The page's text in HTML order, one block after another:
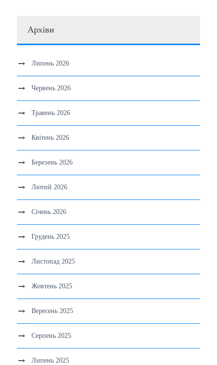
Архіви
Липень 2026
Червень 2026
Травень 2026
Квітень 2026
Березень 2026
Лютий 2026
Січень 2026
Грудень 2025
Листопад 2025
Жовтень 2025
Вересень 2025
Серпень 2025
Липень 2025